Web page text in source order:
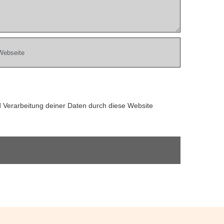
deiner Daten durch diese Website